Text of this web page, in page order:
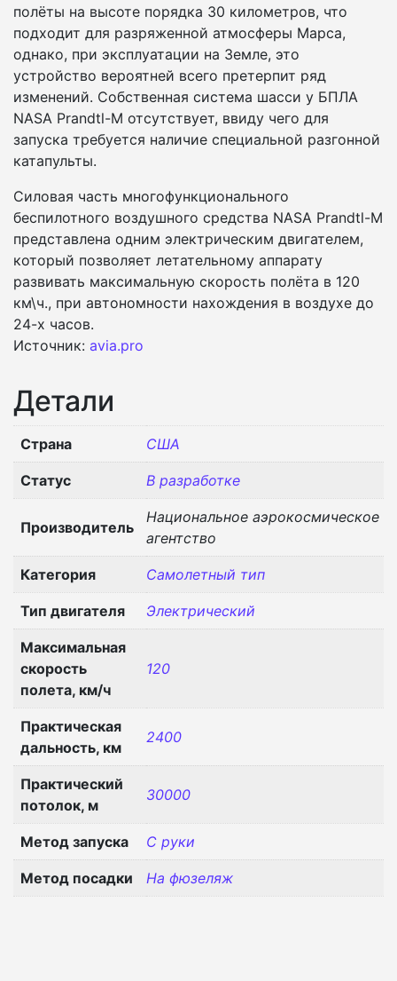
полёты на высоте порядка 30 километров, что
подходит для разряженной атмосферы Марса,
однако, при эксплуатации на Земле, это
устройство вероятней всего претерпит ряд
изменений. Собственная система шасси у БПЛА
NASA Prandtl-M отсутствует, ввиду чего для
запуска требуется наличие специальной разгонной
катапульты.
Силовая часть многофункционального
беспилотного воздушного средства NASA Prandtl-M
представлена одним электрическим двигателем,
который позволяет летательному аппарату
развивать максимальную скорость полёта в 120
км\ч., при автономности нахождения в воздухе до
24-х часов.
Источник: avia.pro
Детали
Страна США
Статус В разработке
Производитель
Национальное аэрокосмическое
агентство
Категория Самолетный тип
Тип двигателя Электрический
Максимальная
скорость
полета, км/ч
120
Практическая
дальность, км
2400
Практический
потолок, м
30000
Метод запуска С руки
Метод посадки На фюзеляж